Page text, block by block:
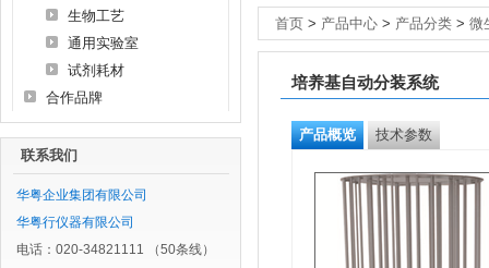
生物工艺
通用实验室
试剂耗材
合作品牌
联系我们
华粤企业集团有限公司
华粤行仪器有限公司
电话：020-34821111 （50条线）
首页 > 产品中心 > 产品分类 > 微
培养基自动分装系统
产品概览 技术参数